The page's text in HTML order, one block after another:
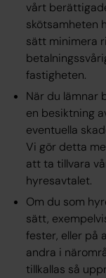
vårt
skötsamheten
sätt minimera
fastigheten.
När du lämnar
en besiktning
eventuella
Vi gör detta
att ta tillvara
hyresavtalet.
Om du som
sätt,
fester, eller på
andra i
tillkallas så